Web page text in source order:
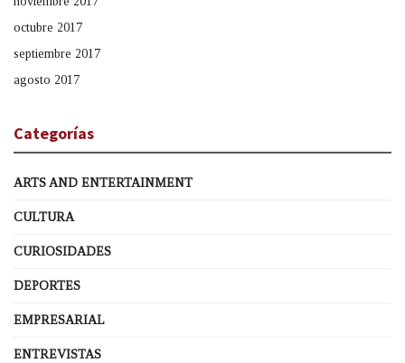
octubre 2017
septiembre 2017
agosto 2017
Categorías
ARTS AND ENTERTAINMENT
CULTURA
CURIOSIDADES
DEPORTES
EMPRESARIAL
ENTREVISTAS